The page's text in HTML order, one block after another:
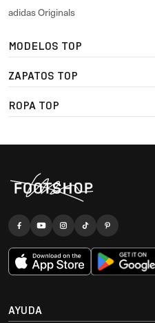
adidas Originals
MODELOS TOP
ZAPATOS TOP
ROPA TOP
AYUDA